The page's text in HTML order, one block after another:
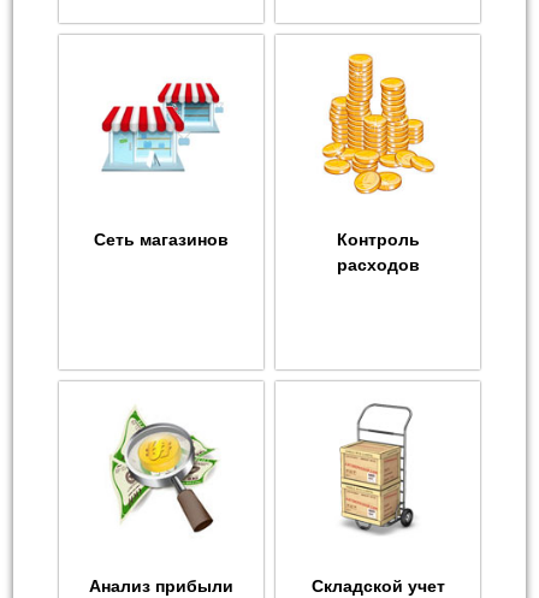
Сеть магазинов
Контроль
расходов
Анализ прибыли Складской учет